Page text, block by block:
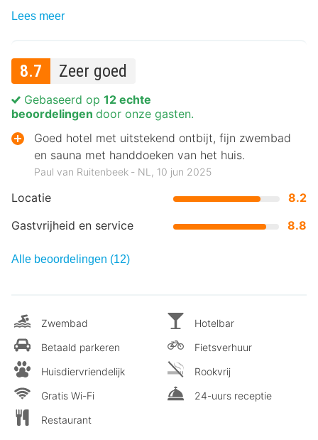
Lees meer
8.7 Zeer goed
Locatie
8.2
Gastvrijheid en service
8.8
Gebaseerd op 12 echte
beoordelingen door onze gasten.
Goed hotel met uitstekend ontbijt, fijn zwembad
en sauna met handdoeken van het huis.
Paul van Ruitenbeek ‐ NL, 10 jun 2025
Alle beoordelingen (12)
Zwembad
Betaald parkeren
Huisdiervriendelijk
Gratis Wi-Fi
Restaurant
Hotelbar
Fietsverhuur
Rookvrij
24-uurs receptie